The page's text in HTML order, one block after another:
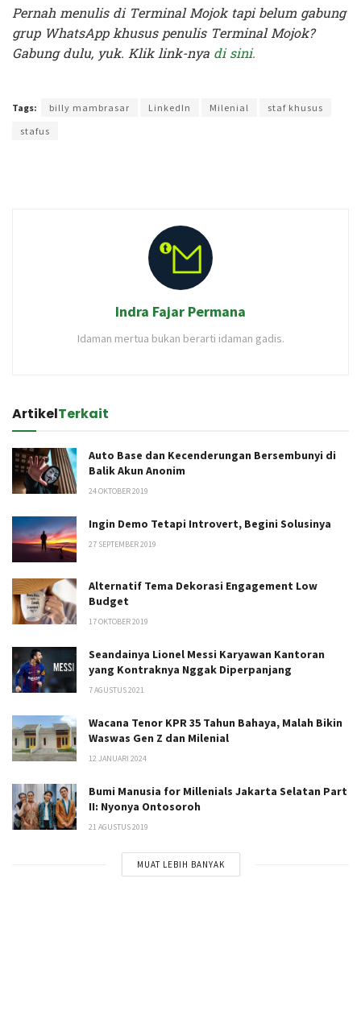
Pernah menulis di Terminal Mojok tapi belum gabung
grup WhatsApp khusus penulis Terminal Mojok?
Gabung dulu, yuk. Klik link-nya di sini.
Tags: billy mambrasar LinkedIn Milenial
staf khusus
stafus
Indra Fajar Permana
Idaman mertua bukan berarti idaman gadis.
ArtikelTerkait
Auto Base dan Kecenderungan Bersembunyi di
Balik Akun Anonim
24 OKTOBER 2019
Ingin Demo Tetapi Introvert, Begini Solusinya
27 SEPTEMBER 2019
Alternatif Tema Dekorasi Engagement Low
Budget
17 OKTOBER 2019
Seandainya Lionel Messi Karyawan Kantoran
yang Kontraknya Nggak Diperpanjang
7 AGUSTUS 2021
Wacana Tenor KPR 35 Tahun Bahaya, Malah Bikin
Waswas Gen Z dan Milenial
12 JANUARI 2024
Bumi Manusia for Millenials Jakarta Selatan Part
II: Nyonya Ontosoroh
21 AGUSTUS 2019
MUAT LEBIH BANYAK